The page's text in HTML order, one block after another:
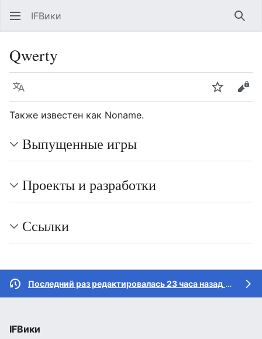
IFВики
Qwerty
Язык Следить
Также известен как Noname.
Выпущенные игры
Проекты и разработки
Ссылки
Последний раз редактировалась 23 часа назад
IFВики